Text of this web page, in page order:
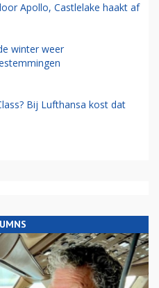
Apollo, Castlelake haakt af
winter weer
Bij Lufthansa kost dat